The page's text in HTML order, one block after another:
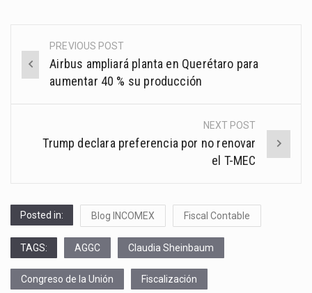
Post
navigation
PREVIOUS POST
Airbus ampliará planta en Querétaro para
aumentar 40 % su producción
NEXT POST
Trump declara preferencia por no renovar
el T-MEC
Posted in: Blog INCOMEX Fiscal Contable
TAGS: AGGC Claudia Sheinbaum
Congreso de la Unión Fiscalización